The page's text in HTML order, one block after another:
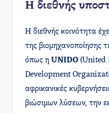
Η διεθνής
Η διεθνής κοινότητα
της βιομηχανοποίησης
όπως η UNIDO (United
Development
αφρικανικές
βιώσιμων λύσεων, την